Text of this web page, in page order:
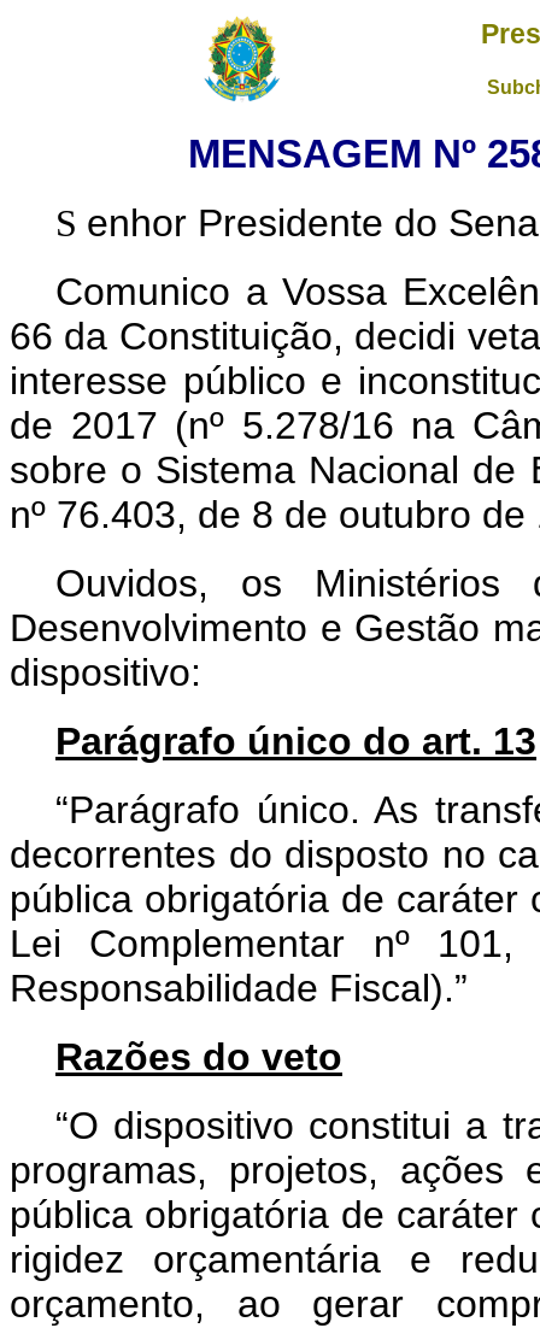
MENSAGEM Nº
S enhor Presidente do
Comunico a Vossa
66 da Constituição, decidi
interesse público e
de 2017 (nº 5.278/16 na
sobre o Sistema Nacional de
nº 76.403, de 8 de outubro de
Ouvidos, os
Desenvolvimento e Gestão
dispositivo:
Parágrafo único do art. 13
“Parágrafo único. As
decorrentes do disposto no
pública obrigatória de
Lei Complementar nº
Responsabilidade Fiscal).”
Razões do veto
“O dispositivo constitui a
programas, projetos, ações
pública obrigatória de
rigidez orçamentária e
orçamento, ao gerar